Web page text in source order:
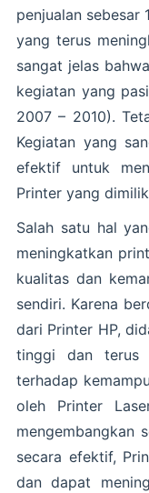
penjualan sebesar
yang terus
sangat jelas
kegiatan yang
2007 – 2010).
Kegiatan yang
efektif untuk
Printer yang
Salah satu hal
meningkatkan
kualitas dan
sendiri. Karena
dari Printer HP,
tinggi dan terus
terhadap
oleh Printer
mengembangkan
secara efektif,
dan dapat